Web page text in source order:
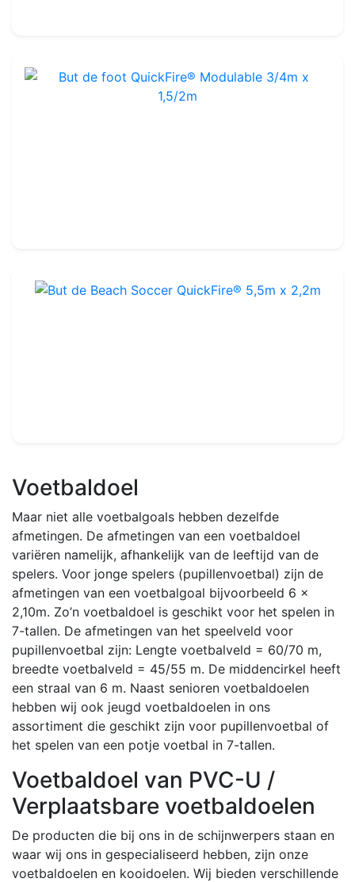
Voetbaldoel
Maar niet alle voetbalgoals hebben dezelfde
afmetingen. De afmetingen van een voetbaldoel
variëren namelijk, afhankelijk van de leeftijd van de
spelers. Voor jonge spelers (pupillenvoetbal) zijn de
afmetingen van een voetbalgoal bijvoorbeeld 6 x
2,10m. Zo’n voetbaldoel is geschikt voor het spelen in
7-tallen. De afmetingen van het speelveld voor
pupillenvoetbal zijn: Lengte voetbalveld = 60/70 m,
breedte voetbalveld = 45/55 m. De middencirkel heeft
een straal van 6 m. Naast senioren voetbaldoelen
hebben wij ook jeugd voetbaldoelen in ons
assortiment die geschikt zijn voor pupillenvoetbal of
het spelen van een potje voetbal in 7-tallen.
Voetbaldoel van PVC-U /
Verplaatsbare voetbaldoelen
De producten die bij ons in de schijnwerpers staan en
waar wij ons in gespecialiseerd hebben, zijn onze
voetbaldoelen en kooidoelen. Wij bieden verschillende